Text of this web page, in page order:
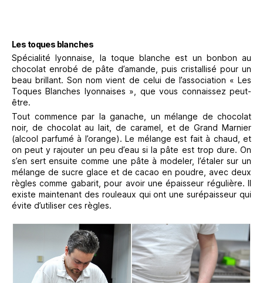
Les toques blanches
Spécialité lyonnaise, la toque blanche est un bonbon au
chocolat enrobé de pâte d’amande, puis cristallisé pour un
beau brillant. Son nom vient de celui de l’association « Les
Toques Blanches lyonnaises », que vous connaissez peut-
être.
Tout commence par la ganache, un mélange de chocolat
noir, de chocolat au lait, de caramel, et de Grand Marnier
(alcool parfumé à l’orange). Le mélange est fait à chaud, et
on peut y rajouter un peu d’eau si la pâte est trop dure. On
s’en sert ensuite comme une pâte à modeler, l’étaler sur un
mélange de sucre glace et de cacao en poudre, avec deux
règles comme gabarit, pour avoir une épaisseur régulière. Il
existe maintenant des rouleaux qui ont une surépaisseur qui
évite d’utiliser ces règles.